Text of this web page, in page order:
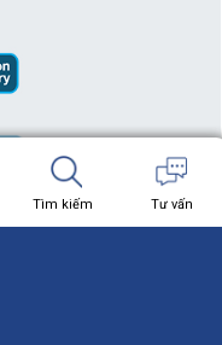
Tìm kiếm Tư vấn
Chat zalo Chat facebook